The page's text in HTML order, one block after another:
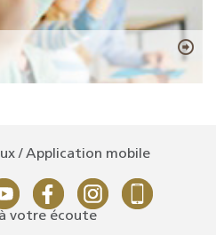
/ Application mobile
votre écoute